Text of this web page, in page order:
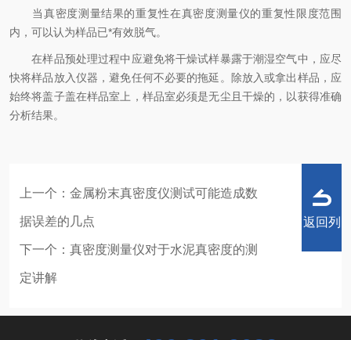
当真密度测量结果的重复性在真密度测量仪的重复性限度范围
内，可以认为样品已*有效脱气。
在样品预处理过程中应避免将干燥试样暴露于潮湿空气中，应尽
快将样品放入仪器，避免任何不必要的拖延。除放入或拿出样品，应
始终将盖子盖在样品室上，样品室必须是无尘且干燥的，以获得准确
分析结果。
上一个： 金属粉末真密度仪测试可能造成数
据误差的几点
下一个： 真密度测量仪对于水泥真密度的测
定讲解
返回列